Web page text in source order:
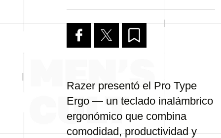
Razer presentó el Pro Type
Ergo — un teclado inalámbrico
ergonómico que combina
comodidad, productividad y